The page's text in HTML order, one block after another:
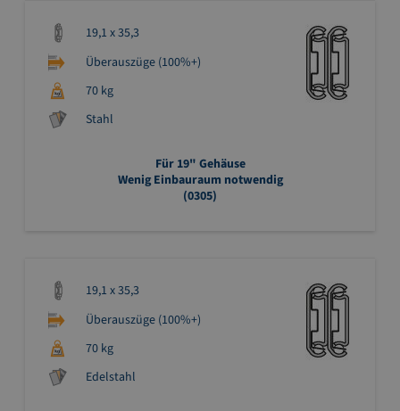
19,1 x 35,3
Überauszüge (100%+)
70 kg
Stahl
Für 19" Gehäuse
Wenig Einbauraum notwendig
(0305)
19,1 x 35,3
Überauszüge (100%+)
70 kg
Edelstahl